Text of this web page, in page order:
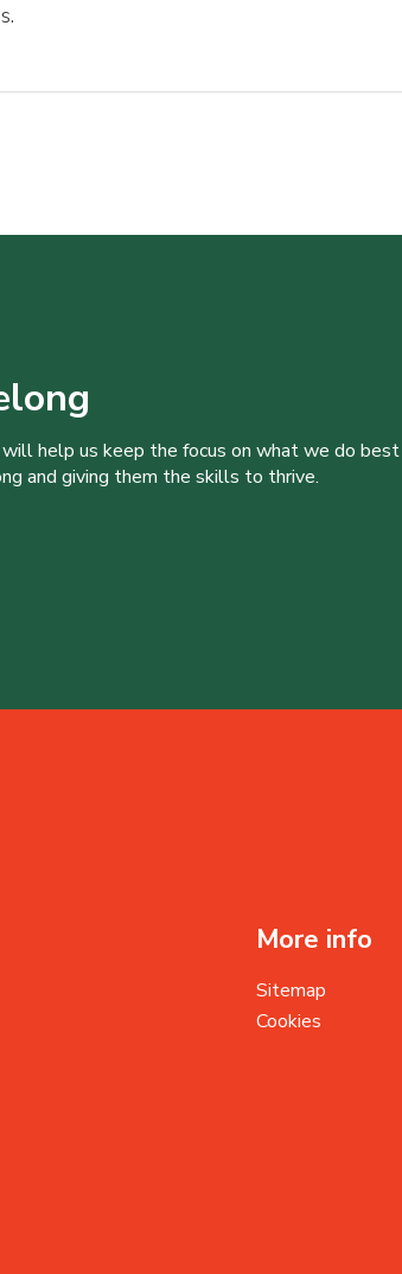
help us keep the focus on what we do best
and giving them the skills to thrive.
More info
Sitemap
Cookies